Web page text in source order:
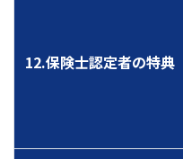
12.保険士認定者の特典